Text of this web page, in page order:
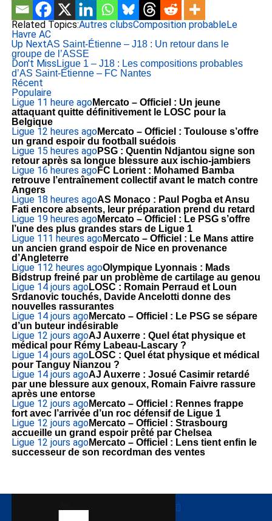
Related Topics:Autres clubsComposition probableLe
Havre AC
Up NextAS Saint-Étienne – J18 : Un retour dans le
groupe de l’ASSE
Don't Miss Ligue 1 – J18 : Les compositions probables
d’AS Saint-Étienne – FC Nantes
Récent
Populaire
Ligue 11 heure agoMercato – Officiel : Un jeune
attaquant quitte définitivement le LOSC pour la
Belgique
Ligue 12 heures agoMercato – Officiel : Toulouse s’offre
un grand espoir du football suédois
Ligue 15 heures agoPSG : Quentin Ndjantou signe son
retour après sa longue blessure aux ischio-jambiers
Ligue 16 heures agoFC Lorient : Mohamed Bamba
retrouve l’entraînement collectif avant le match contre
Angers
Ligue 18 heures agoAS Monaco : Paul Pogba et Ansu
Fati encore absents, leur préparation prend du retard
Ligue 19 heures agoMercato – Officiel : Le PSG s’offre
l’une des plus grandes stars de Ligue 1
Ligue 111 heures agoMercato – Officiel : Le Mans attire
un ancien grand espoir de Nice en provenance
d’Angleterre
Ligue 112 heures agoOlympique Lyonnais : Mads
Bidstrup freiné par un problème de cartilage au genou
Ligue 14 jours agoLOSC : Romain Perraud et Loun
Srdanovic touchés, Davide Ancelotti donne des
nouvelles rassurantes
Ligue 14 jours agoMercato – Officiel : Le PSG se sépare
d’un buteur indésirable
Ligue 12 jours agoAJ Auxerre : Quel état physique et
médical pour Rémy Labeau-Lascary ?
Ligue 14 jours agoLOSC : Quel état physique et médical
pour Tanguy Nianzou ?
Ligue 14 jours agoAJ Auxerre : Josué Casimir retardé
par une blessure aux genoux, Romain Faivre rassure
après une entorse
Ligue 12 jours agoMercato – Officiel : Rennes frappe
fort avec l’arrivée d’un roc défensif de Ligue 1
Ligue 12 jours agoMercato – Officiel : Strasbourg
accueille un grand espoir prêté par Chelsea
Ligue 12 jours agoMercato – Officiel : Lens tient enfin le
successeur de son recordman des ventes